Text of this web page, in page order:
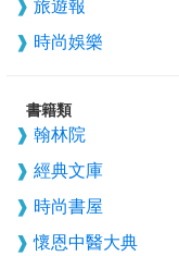
時尚娛樂
書籍類
翰林院
經典文庫
時尚書屋
懷恩中醫大典